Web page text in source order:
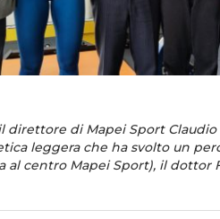
direttore di Mapei Sport
leggera che ha svolto un
al centro Mapei Sport), il dottor